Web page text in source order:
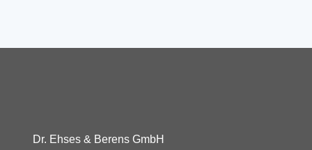
Dr. Ehses & Berens GmbH